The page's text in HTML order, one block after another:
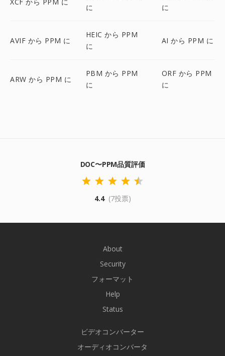
に
に
AVIF から PPM に
HEIC から PPM
に
AI から PPM に
ARW から PPM に
PBM から PPM
に
ORF から PPM
に
DOC〜PPM品質評価
4.4 (7投票)
About
Security
フォーマット
Help
Status
ビデオコンバーター
オーディオコンバータ